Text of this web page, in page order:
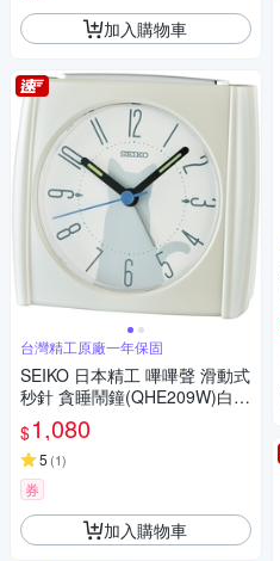
加入購物車
台灣精工原廠一年保固
SEIKO 日本精工 嗶嗶聲 滑動式
秒針 貪睡鬧鐘(QHE209W)白/
8.5X9cm
$1,080
5 (1)
券
加入購物車